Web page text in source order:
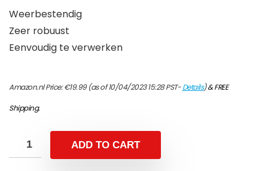
Weerbestendig
Zeer robuust
Eenvoudig te verwerken
Amazon.nl Price:€19.99(as of 10/04/2023 15:28 PST-Details)&FREE
Shipping.
ADD TO CART